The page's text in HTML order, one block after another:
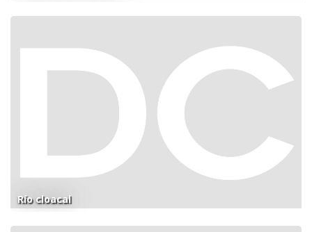
Río cloacal